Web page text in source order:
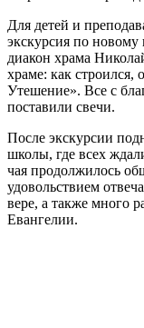
Для детей и
экскурсия по
диакон храма
храме: как
Утешение». Все с
поставили свечи.
После экскурсии
школы, где всех
чая продолжилось
удовольствием
вере, а также много
Евангелии.